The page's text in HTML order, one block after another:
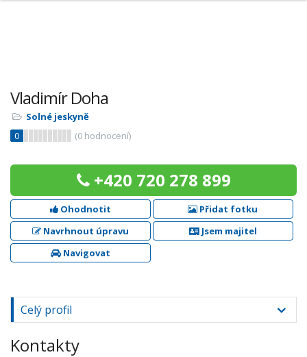
Vladimír Doha
Solné jeskyně
0
(0 hodnocení)
+420 720 278 899
Ohodnotit
Přidat fotku
Navrhnout úpravu
Jsem majitel
Navigovat
Celý profil
Kontakty